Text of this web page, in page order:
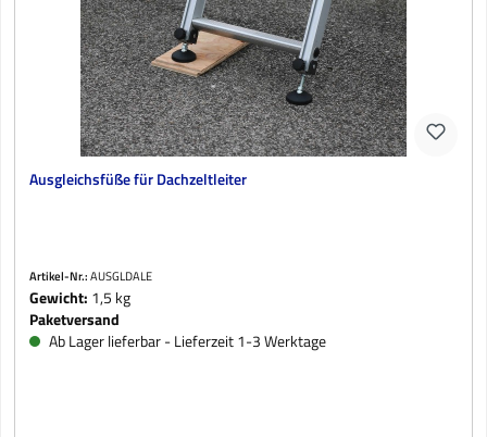
Ausgleichsfüße für Dachzeltleiter
Artikel-Nr.:AUSGLDALE
Gewicht: 1,5 kg
Paketversand
Ab Lager lieferbar - Lieferzeit 1-3 Werktage